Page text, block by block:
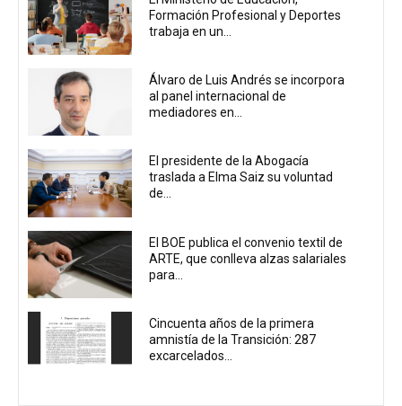
Formación Profesional y Deportes
trabaja en un...
Álvaro de Luis Andrés se incorpora
al panel internacional de
mediadores en...
El presidente de la Abogacía
traslada a Elma Saiz su voluntad
de...
El BOE publica el convenio textil de
ARTE, que conlleva alzas salariales
para...
Cincuenta años de la primera
amnistía de la Transición: 287
excarcelados...